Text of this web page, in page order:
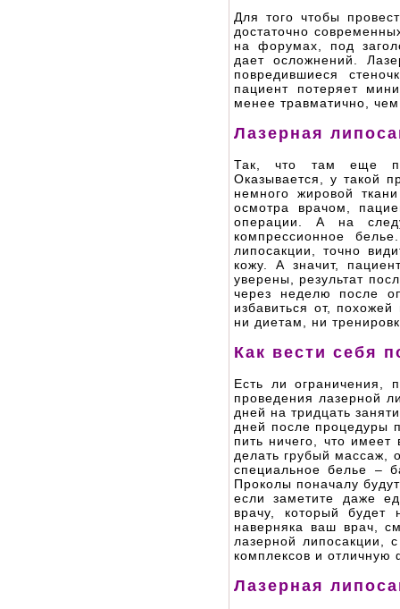
Для того чтобы
достаточно
на форумах, под
дает осложнений.
повредившиеся
пациент потеряет
менее травматично,
Лазерная
Так, что там еще
Оказывается, у такой
немного жировой
осмотра врачом,
операции. А на
компрессионное
липосакции, точно
кожу. А значит,
уверены, результат
через неделю после
избавиться от,
ни диетам, ни
Как вести себя
Есть ли ограничения,
проведения лазерной
дней на тридцать
дней после процедуры
пить ничего, что
делать грубый массаж,
специальное белье –
Проколы поначалу
если заметите даже
врачу, который
наверняка ваш врач,
лазерной липосакции,
комплексов и отличную
Лазерная